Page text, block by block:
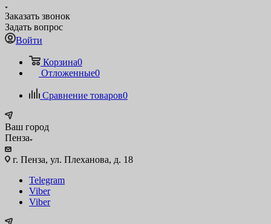
Заказать звонок
Задать вопрос
Войти
Корзина0
Отложенные0
Сравнение товаров0
Ваш город
Пенза
г. Пенза, ул. Плеханова, д. 18
Telegram
Viber
Viber